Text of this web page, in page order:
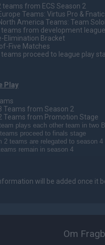
teams from ECS Season 2
Teams: Virtus Pro & Fnatic
America Teams: Team
teams from development league
Elimination Bracket
Five Matches
teams proceed to league play
Play
from Season 2
from Promotion Stage
plays each other team in two
proceed to finals stage
2 teams are relegated to season
remain in season 4
will be added once it
Om